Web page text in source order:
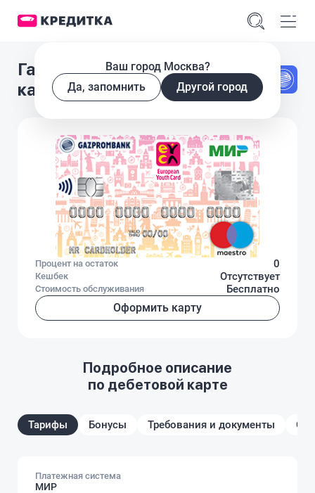
Ваш город Москва?
Да, запомнить
Другой город
Газпромбанк Молодежная
карта ГПБ&РСМ
Процент на остаток 0
Кешбек Отсутствует
Стоимость обслуживания Бесплатно
Оформить карту
Подробное описание
по дебетовой карте
Тарифы Бонусы Требования и документы
Платежная система
МИР